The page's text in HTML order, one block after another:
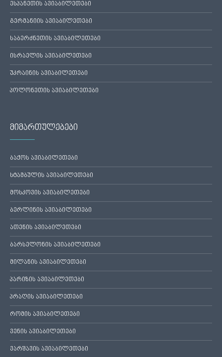
ესპანეთის ავიაბილეთები
გერმანიის ავიაბილეთები
საბერძნეთის ავიაბილეთები
ისრაელის ავიაბილეთები
უკრაინის ავიაბილეთები
პოლონეთის ავიაბილეთები
მიმართულებები
ბაქოს ავიაბილეთები
სტამბულის ავიაბილეთები
მოსკოვის ავიაბილეთები
ბერლინის ავიაბილეთები
ათენის ავიაბილეთები
ბარსელონის ავიაბილეთები
მილანის ავიაბილეთები
პარიზის ავიაბილეთები
პრაღის ავიაბილეთები
რომის ავიაბილეთები
ვენის ავიაბილეთები
ვარშავის ავიაბილეთები